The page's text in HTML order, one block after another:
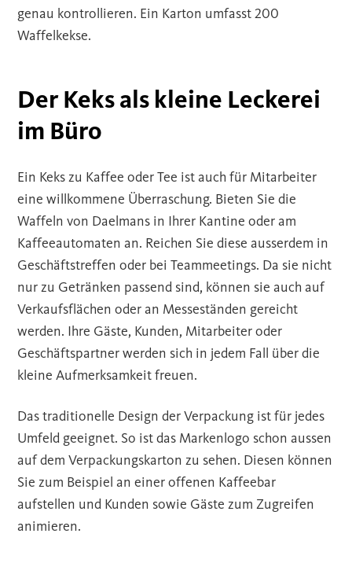
genau kontrollieren. Ein Karton umfasst 200
Waffelkekse.
Der Keks als kleine Leckerei
im Büro
Ein Keks zu Kaffee oder Tee ist auch für Mitarbeiter
eine willkommene Überraschung. Bieten Sie die
Waffeln von Daelmans in Ihrer Kantine oder am
Kaffeeautomaten an. Reichen Sie diese ausserdem in
Geschäftstreffen oder bei Teammeetings. Da sie nicht
nur zu Getränken passend sind, können sie auch auf
Verkaufsflächen oder an Messeständen gereicht
werden. Ihre Gäste, Kunden, Mitarbeiter oder
Geschäftspartner werden sich in jedem Fall über die
kleine Aufmerksamkeit freuen.
Das traditionelle Design der Verpackung ist für jedes
Umfeld geeignet. So ist das Markenlogo schon aussen
auf dem Verpackungskarton zu sehen. Diesen können
Sie zum Beispiel an einer offenen Kaffeebar
aufstellen und Kunden sowie Gäste zum Zugreifen
animieren.